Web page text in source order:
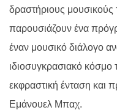
δραστήριους μουσικούς
παρουσιάζουν ένα
έναν μουσικό διάλογο
ιδιοσυγκρασιακό κόσμο
εκφραστική ένταση και
Εμάνουελ Μπαχ.